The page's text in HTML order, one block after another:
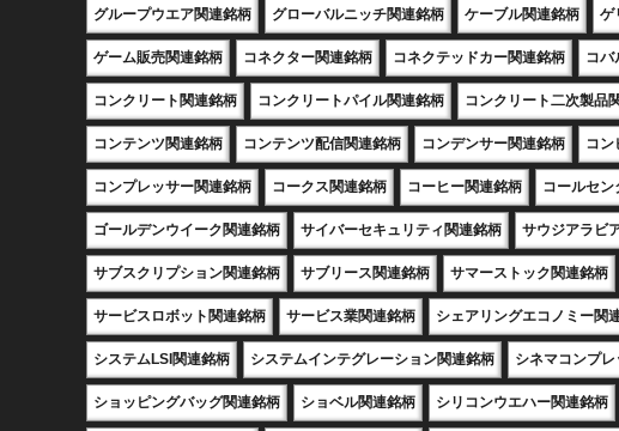
グループウエア関連銘柄 グローバルニッチ関連銘柄 ケーブル関連銘柄 ゲ
ゲーム販売関連銘柄 コネクター関連銘柄 コネクテッドカー関連銘柄 コバ
コンクリート関連銘柄 コンクリートパイル関連銘柄 コンクリート二次製品
コンテンツ関連銘柄 コンテンツ配信関連銘柄 コンデンサー関連銘柄 コン
コンプレッサー関連銘柄 コークス関連銘柄 コーヒー関連銘柄 コールセン
ゴールデンウイーク関連銘柄 サイバーセキュリティ関連銘柄 サウジアラビ
サブスクリプション関連銘柄 サブリース関連銘柄 サマーストック関連銘柄
サービスロボット関連銘柄 サービス業関連銘柄 シェアリングエコノミー関
システムLSI関連銘柄 システムインテグレーション関連銘柄 シネマコンプ
ショッピングバッグ関連銘柄 ショベル関連銘柄 シリコンウエハー関連銘柄